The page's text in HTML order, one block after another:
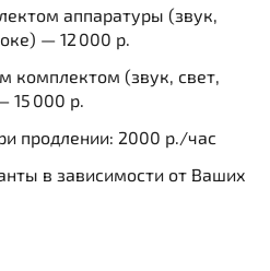
аппаратуры (звук,
— 12 000 р.
(звук, свет,
15 000 р.
продлении: 2000 р./час
в зависимости от Ваших